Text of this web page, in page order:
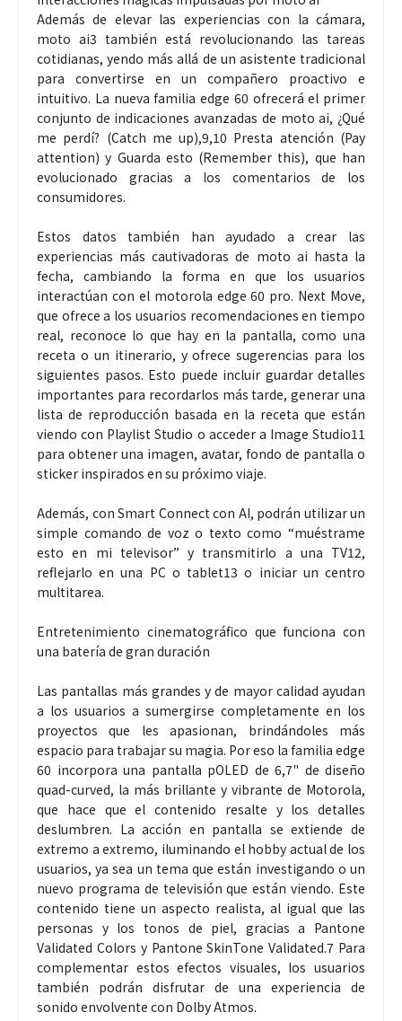
Además de elevar las experiencias con la cámara,
moto ai3 también está revolucionando las tareas
cotidianas, yendo más allá de un asistente tradicional
para convertirse en un compañero proactivo e
intuitivo. La nueva familia edge 60 ofrecerá el primer
conjunto de indicaciones avanzadas de moto ai, ¿Qué
me perdí? (Catch me up),9,10 Presta atención (Pay
attention) y Guarda esto (Remember this), que han
evolucionado gracias a los comentarios de los
consumidores.
Estos datos también han ayudado a crear las
experiencias más cautivadoras de moto ai hasta la
fecha, cambiando la forma en que los usuarios
interactúan con el motorola edge 60 pro. Next Move,
que ofrece a los usuarios recomendaciones en tiempo
real, reconoce lo que hay en la pantalla, como una
receta o un itinerario, y ofrece sugerencias para los
siguientes pasos. Esto puede incluir guardar detalles
importantes para recordarlos más tarde, generar una
lista de reproducción basada en la receta que están
viendo con Playlist Studio o acceder a Image Studio11
para obtener una imagen, avatar, fondo de pantalla o
sticker inspirados en su próximo viaje.
Además, con Smart Connect con AI, podrán utilizar un
simple comando de voz o texto como “muéstrame
esto en mi televisor” y transmitirlo a una TV12,
reflejarlo en una PC o tablet13 o iniciar un centro
multitarea.
Entretenimiento cinematográfico que funciona con
una batería de gran duración
Las pantallas más grandes y de mayor calidad ayudan
a los usuarios a sumergirse completamente en los
proyectos que les apasionan, brindándoles más
espacio para trabajar su magia. Por eso la familia edge
60 incorpora una pantalla pOLED de 6,7" de diseño
quad-curved, la más brillante y vibrante de Motorola,
que hace que el contenido resalte y los detalles
deslumbren. La acción en pantalla se extiende de
extremo a extremo, iluminando el hobby actual de los
usuarios, ya sea un tema que están investigando o un
nuevo programa de televisión que están viendo. Este
contenido tiene un aspecto realista, al igual que las
personas y los tonos de piel, gracias a Pantone
Validated Colors y Pantone SkinTone Validated.7 Para
complementar estos efectos visuales, los usuarios
también podrán disfrutar de una experiencia de
sonido envolvente con Dolby Atmos.